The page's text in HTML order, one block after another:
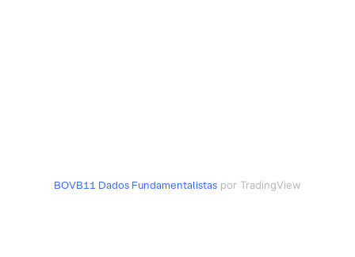
BOVB11 Dados Fundamentalistas por TradingView